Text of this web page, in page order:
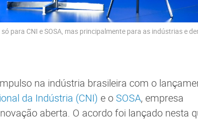
para CNI e SOSA, mas principalmente para as indústrias e
na indústria brasileira com o
da Indústria (CNI) e o SOSA, empresa
aberta. O acordo foi lançado nesta